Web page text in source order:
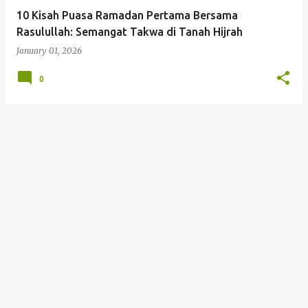
10 Kisah Puasa Ramadan Pertama Bersama
Rasulullah: Semangat Takwa di Tanah Hijrah
January 01, 2026
0